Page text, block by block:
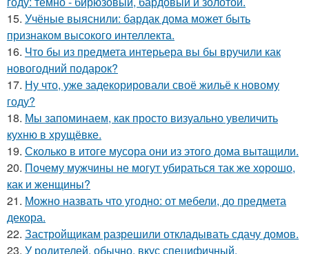
15. Учёные выяснили: бардак дома может быть
признаком высокого интеллекта.
16. Что бы из предмета интерьера вы бы вручили как
новогодний подарок?
17. Ну что, уже задекорировали своё жильё к новому
году?
18. Мы запоминаем, как просто визуально увеличить
кухню в хрущёвке.
19. Сколько в итоге мусора они из этого дома вытащили.
20. Почему мужчины не могут убираться так же хорошо,
как и женщины?
21. Можно назвать что угодно: от мебели, до предмета
декора.
22. Застройщикам разрешили откладывать сдачу домов.
23. У родителей, обычно, вкус специфичный.